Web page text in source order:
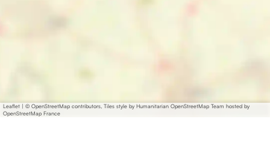
Leaflet | © OpenStreetMap contributors, Tiles style by Humanitarian OpenStreetMap Team hosted by
OpenStreetMap France